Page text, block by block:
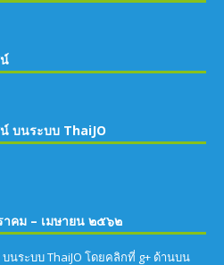
บนระบบ ThaiJO
คม – เมษายน ๒๕๖๒
นระบบ ThaiJO โดยคลิกที่ g+ ด้านบน